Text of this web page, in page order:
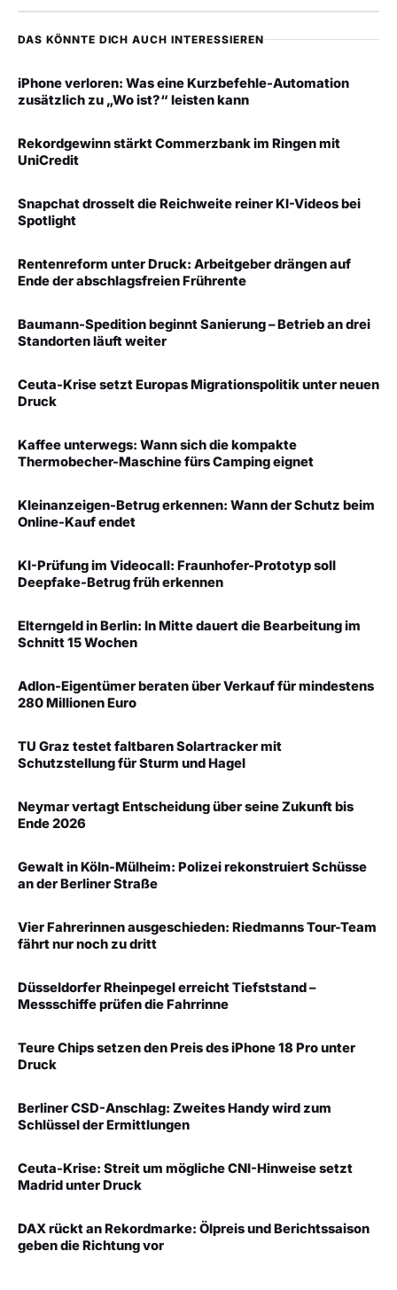
DAS KÖNNTE DICH AUCH INTERESSIEREN
iPhone verloren: Was eine Kurzbefehle-Automation
zusätzlich zu „Wo ist?“ leisten kann
Rekordgewinn stärkt Commerzbank im Ringen mit
UniCredit
Snapchat drosselt die Reichweite reiner KI-Videos bei
Spotlight
Rentenreform unter Druck: Arbeitgeber drängen auf
Ende der abschlagsfreien Frührente
Baumann-Spedition beginnt Sanierung – Betrieb an drei
Standorten läuft weiter
Ceuta-Krise setzt Europas Migrationspolitik unter neuen
Druck
Kaffee unterwegs: Wann sich die kompakte
Thermobecher-Maschine fürs Camping eignet
Kleinanzeigen-Betrug erkennen: Wann der Schutz beim
Online-Kauf endet
KI-Prüfung im Videocall: Fraunhofer-Prototyp soll
Deepfake-Betrug früh erkennen
Elterngeld in Berlin: In Mitte dauert die Bearbeitung im
Schnitt 15 Wochen
Adlon-Eigentümer beraten über Verkauf für mindestens
280 Millionen Euro
TU Graz testet faltbaren Solartracker mit
Schutzstellung für Sturm und Hagel
Neymar vertagt Entscheidung über seine Zukunft bis
Ende 2026
Gewalt in Köln-Mülheim: Polizei rekonstruiert Schüsse
an der Berliner Straße
Vier Fahrerinnen ausgeschieden: Riedmanns Tour-Team
fährt nur noch zu dritt
Düsseldorfer Rheinpegel erreicht Tiefststand –
Messschiffe prüfen die Fahrrinne
Teure Chips setzen den Preis des iPhone 18 Pro unter
Druck
Berliner CSD-Anschlag: Zweites Handy wird zum
Schlüssel der Ermittlungen
Ceuta-Krise: Streit um mögliche CNI-Hinweise setzt
Madrid unter Druck
DAX rückt an Rekordmarke: Ölpreis und Berichtssaison
geben die Richtung vor